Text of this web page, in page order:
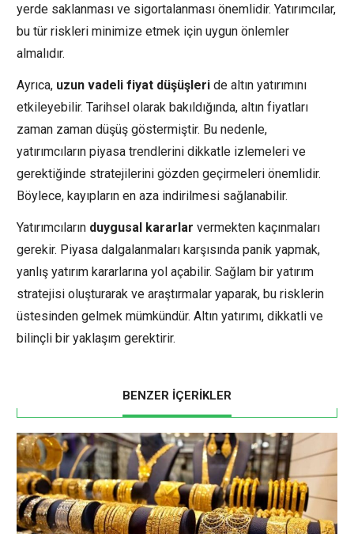
yerde saklanması ve sigortalanması önemlidir. Yatırımcılar,
bu tür riskleri minimize etmek için uygun önlemler
almalıdır.
Ayrıca, uzun vadeli fiyat düşüşleri de altın yatırımını
etkileyebilir. Tarihsel olarak bakıldığında, altın fiyatları
zaman zaman düşüş göstermiştir. Bu nedenle,
yatırımcıların piyasa trendlerini dikkatle izlemeleri ve
gerektiğinde stratejilerini gözden geçirmeleri önemlidir.
Böylece, kayıpların en aza indirilmesi sağlanabilir.
Yatırımcıların duygusal kararlar vermekten kaçınmaları
gerekir. Piyasa dalgalanmaları karşısında panik yapmak,
yanlış yatırım kararlarına yol açabilir. Sağlam bir yatırım
stratejisi oluşturarak ve araştırmalar yaparak, bu risklerin
üstesinden gelmek mümkündür. Altın yatırımı, dikkatli ve
bilinçli bir yaklaşım gerektirir.
BENZER İÇERİKLER